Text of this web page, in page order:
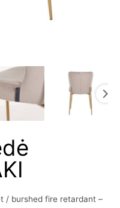
/ burshed fire retardant –